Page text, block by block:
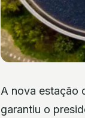
A nova estação
garantiu o